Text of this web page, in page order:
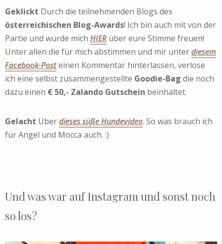
Geklickt Durch die teilnehmenden Blogs des
österreichischen Blog-Awards! Ich bin auch mit von der
Partie und würde mich HIERüber eure Stimme freuen!
Unter allen die für mich abstimmen und mir unterdiesem
Facebook-Posteinen Kommentar hinterlassen, verlose
ich eine selbst zusammengestellte Goodie-Bag die noch
dazu einen € 50,- Zalando Gutschein beinhaltet.
Gelacht Überdieses süße Hundevideo. So was brauch ich
für Angel und Mocca auch. :)
Und was war auf Instagram und sonst noch
so los?